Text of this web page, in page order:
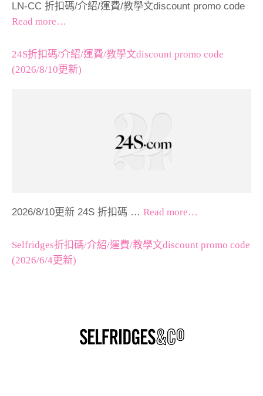
LN-CC 折扣碼/介紹/運費/教學文discount promo code
Read more…
24S折扣碼/介紹/運費/教學文discount promo code
(2026/8/10更新)
2026/8/10更新 24S 折扣碼 … Read more…
Selfridges折扣碼/介紹/運費/教學文discount promo code
(2026/6/4更新)